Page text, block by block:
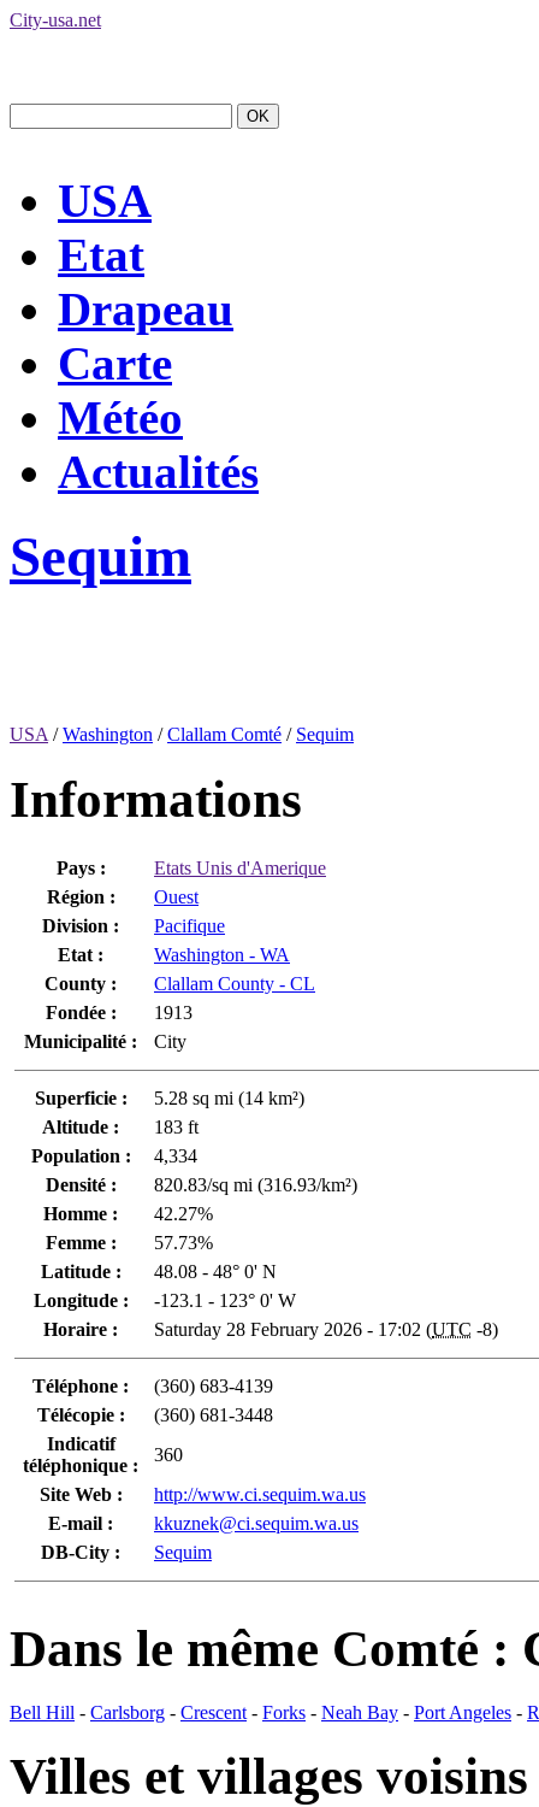
City-usa.net
USA
Etat
Drapeau
Carte
Météo
Actualités
Sequim
USA /Washington /Clallam Comté / Sequim
Informations
Pays :
Etats Unis d'Amerique
Région :
Ouest
Division :
Pacifique
Etat :
Washington - WA
County :
Clallam County - CL
Fondée :
1913
Municipalité :
City
Superficie :
5.28 sq mi (14 km²)
Altitude :
183 ft
Population :
4,334
Densité :
820.83/sq mi (316.93/km²)
Homme :
42.27%
Femme :
57.73%
Latitude :
48.08 - 48° 0' N
Longitude :
-123.1 - 123° 0' W
Horaire :
Saturday 28 February 2026 - 17:02 (UTC -8)
Téléphone :
(360) 683-4139
Télécopie :
(360) 681-3448
Indicatif
téléphonique :
360
Site Web :
http://www.ci.sequim.wa.us
E-mail :
kkuznek@ci.sequim.wa.us
DB-City :
Sequim
Dans le même Comté :
Bell Hill - Carlsborg - Crescent - Forks - Neah Bay - Port Angeles -
Villes et villages voisins